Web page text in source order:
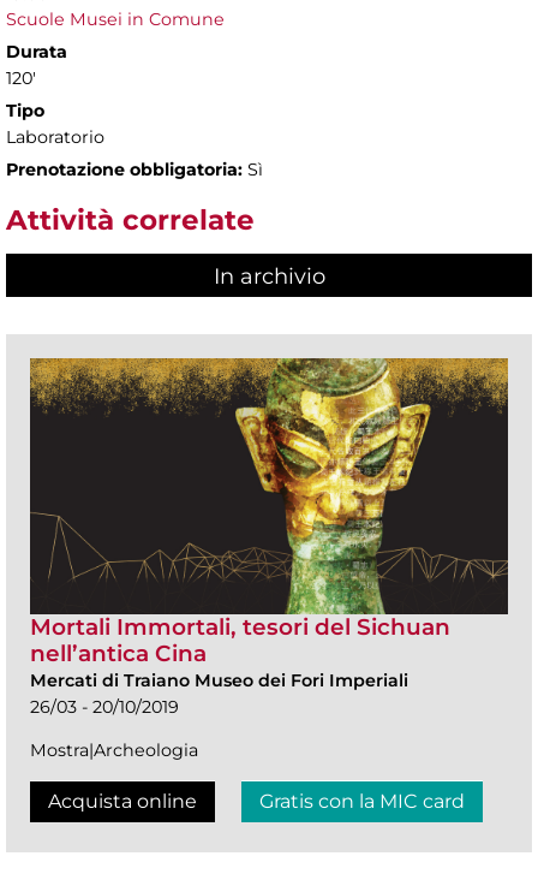
Scuole Musei in Comune
Durata
120'
Tipo
Laboratorio
Prenotazione obbligatoria: Sì
Attività correlate
In archivio
Mortali Immortali, tesori del Sichuan
nell’antica Cina
Mercati di Traiano Museo dei Fori Imperiali
26/03 - 20/10/2019
Mostra|Archeologia
Acquista online Gratis con la MIC card